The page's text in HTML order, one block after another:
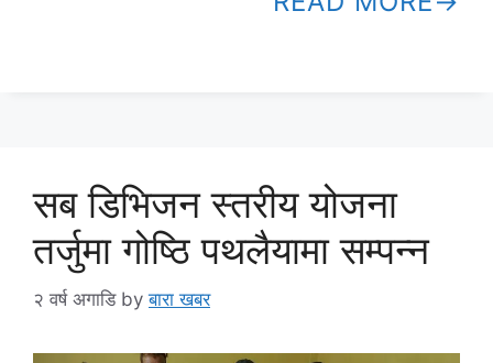
सब डिभिजन स्तरीय योजना
तर्जुमा गोष्ठि पथलैयामा सम्पन्न
२ वर्ष अगाडि byबारा खबर